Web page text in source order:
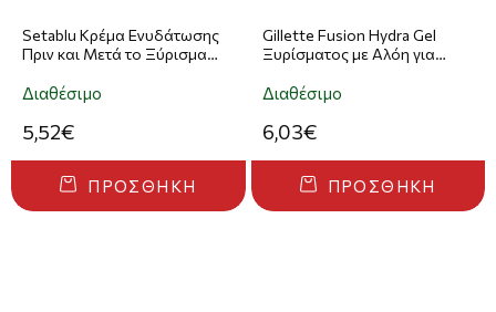
Setablu Κρέμα Ενυδάτωσης
Πριν και Μετά το Ξύρισμα
Διαθέσιμο
5,52€
ΠΡΟΣΘΉΚΗ
Gillette Fusion Hydra Gel
Ξυρίσματος με Αλόη για
200ml
Διαθέσιμο
6,03€
ΠΡΟΣΘΉΚΗ